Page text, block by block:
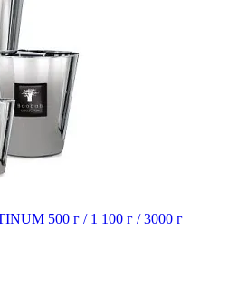
500 г / 1 100 г / 3000 г